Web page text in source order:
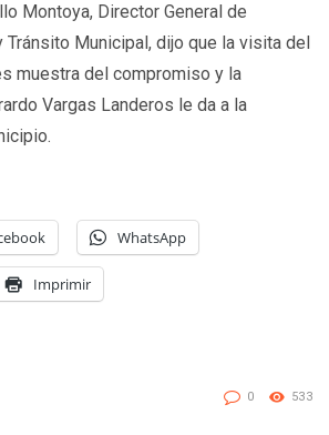
Montoya, Director General de
Tránsito Municipal, dijo que la visita del
muestra del compromiso y la
Vargas Landeros le da a la
WhatsApp
Imprimir
0 533